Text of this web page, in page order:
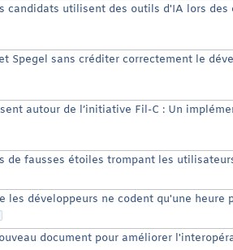
candidats utilisent des outils d'IA lors des
Spegel sans créditer correctement le
autour de l’initiative Fil-C : Un
de fausses étoiles trompant les
les développeurs ne codent qu'une heure
document pour améliorer